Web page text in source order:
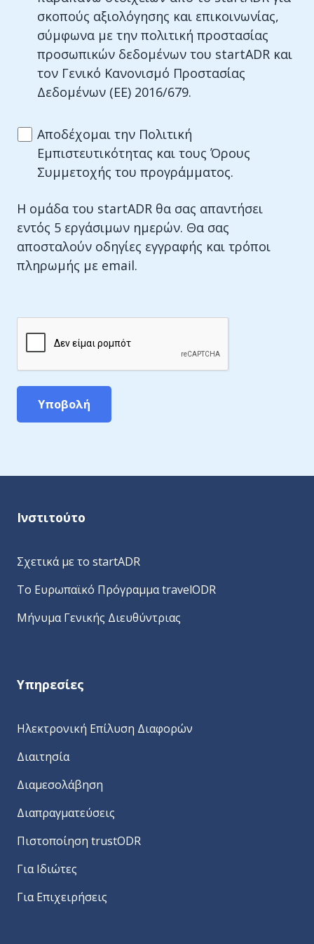
σκοπούς αξιολόγησης και επικοινωνίας,
σύμφωνα με την πολιτική προστασίας
προσωπικών δεδομένων του startADR και
τον Γενικό Κανονισμό Προστασίας
Δεδομένων (ΕΕ) 2016/679.
Αποδέχομαι την Πολιτική
Εμπιστευτικότητας και τους Όρους
Συμμετοχής του προγράμματος.
Η ομάδα του startADR θα σας απαντήσει
εντός 5 εργάσιμων ημερών. Θα σας
αποσταλούν οδηγίες εγγραφής και τρόποι
πληρωμής με email.
Υποβολή
r
a
i
v
Ινστιτούτο
Σχετικά με το startADR
Το Ευρωπαϊκό Πρόγραμμα travelODR
Μήνυμα Γενικής Διευθύντριας
Υπηρεσίες
Ηλεκτρονική Επίλυση Διαφορών
Διαιτησία
Διαμεσολάβηση
Διαπραγματεύσεις
Πιστοποίηση trustODR
Για Ιδιώτες
Για Επιχειρήσεις